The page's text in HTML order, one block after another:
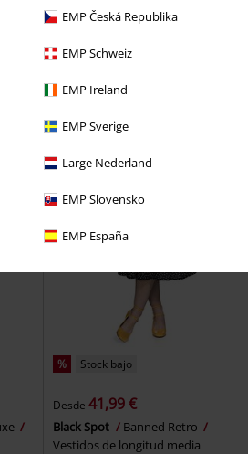
EMP Česká Republika
EMP Schweiz
EMP Ireland
EMP Sverige
Large Nederland
EMP Slovensko
EMP España
% Stock bajo
Desde 41,99 €
Black Spot
Banned Retro
Vestidos de longitud media